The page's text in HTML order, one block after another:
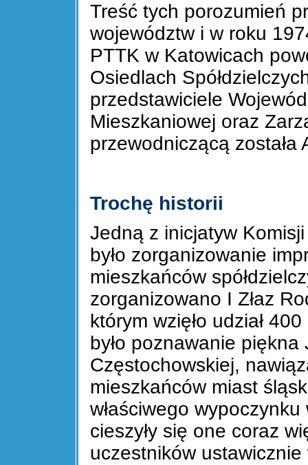
Treść tych porozumień
województw i w roku
PTTK w Katowicach
Osiedlach
przedstawiciele
Mieszkaniowej oraz
przewodniczącą została
Trochę historii
Jedną z inicjatyw
było zorganizowanie
mieszkańców
zorganizowano I Złaz
którym wzięło udział
było poznawanie
Częstochowskiej,
mieszkańców miast
właściwego
cieszyły się one coraz
uczestników ustawicznie